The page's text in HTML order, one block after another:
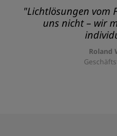
"Lichtlösungen vom
uns nicht – wir
Roland